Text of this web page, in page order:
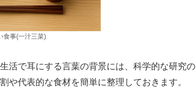
食事(一汁三菜)
活で耳にする言葉の背景には、科学的な研究の
や代表的な食材を簡単に整理しておきます。